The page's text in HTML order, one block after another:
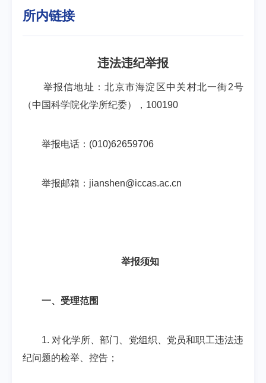
所内链接
违法违纪举报
举报信地址：北京市海淀区中关村北一街2号
（中国科学院化学所纪委），100190
举报电话：(010)62659706
举报邮箱：jianshen@iccas.ac.cn
举报须知
一、受理范围
1. 对化学所、部门、党组织、党员和职工违法违
纪问题的检举、控告；